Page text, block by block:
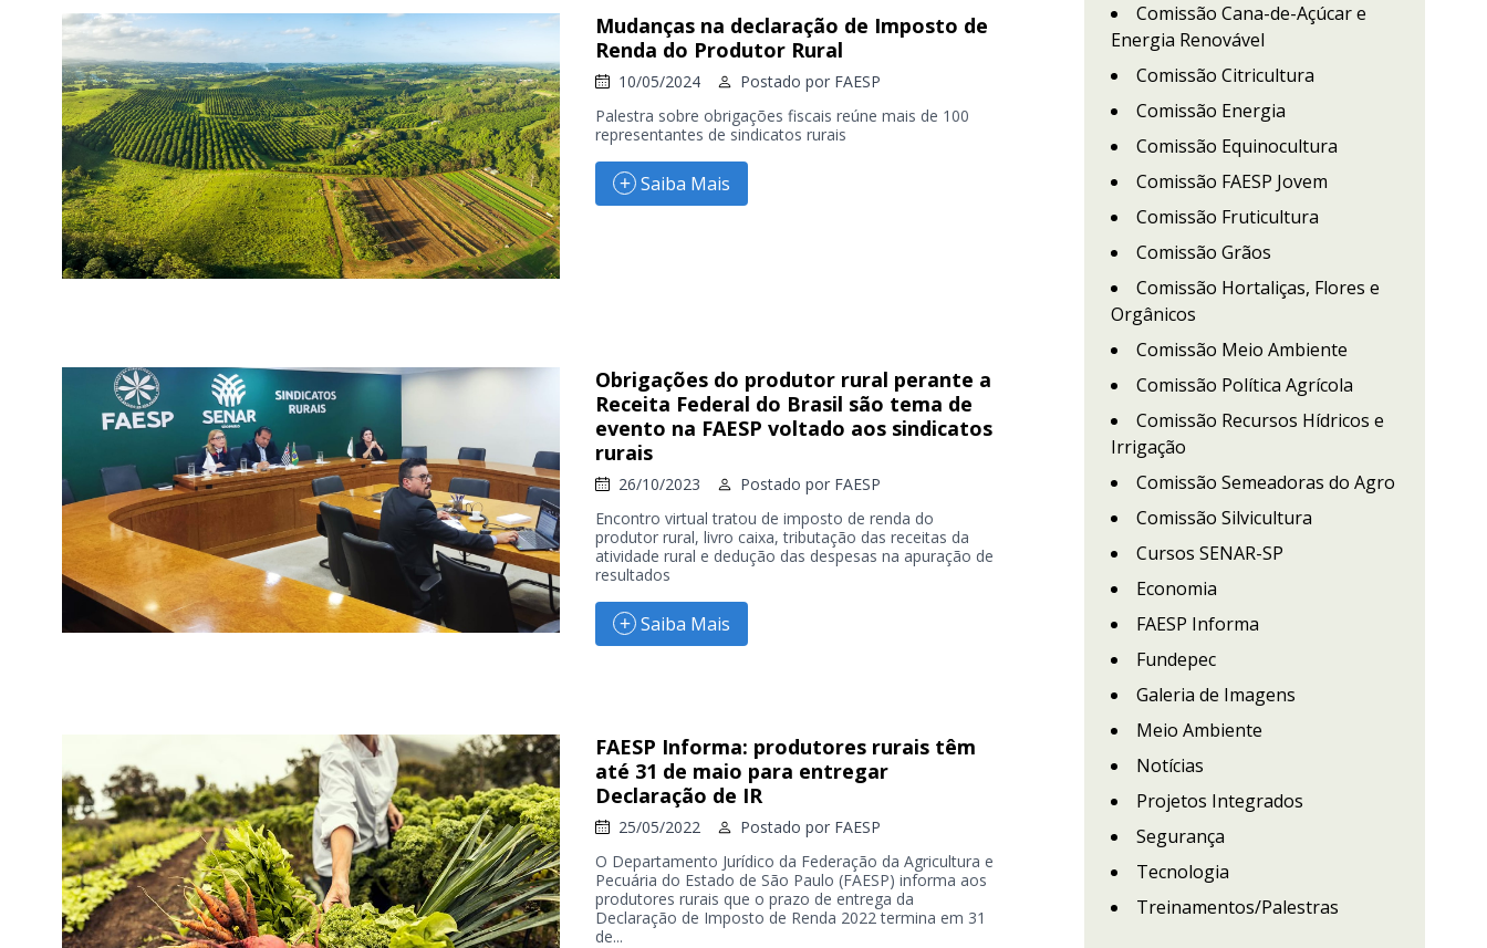
Mudanças na declaração de Imposto de
Renda do Produtor Rural
10/05/2024 Postado por FAESP
Palestra sobre obrigações fiscais reúne mais de 100
representantes de sindicatos rurais
Saiba Mais
Obrigações do produtor rural perante a
Receita Federal do Brasil são tema de
evento na FAESP voltado aos sindicatos
rurais
26/10/2023 Postado por FAESP
Encontro virtual tratou de imposto de renda do
produtor rural, livro caixa, tributação das receitas da
atividade rural e dedução das despesas na apuração de
resultados
Saiba Mais
FAESP Informa: produtores rurais têm
até 31 de maio para entregar
Declaração de IR
25/05/2022 Postado por FAESP
O Departamento Jurídico da Federação da Agricultura e
Pecuária do Estado de São Paulo (FAESP) informa aos
produtores rurais que o prazo de entrega da
Declaração de Imposto de Renda 2022 termina em 31
de...
Comissão Cana-de-Açúcar e
Energia Renovável
Comissão Citricultura
Comissão Energia
Comissão Equinocultura
Comissão FAESP Jovem
Comissão Fruticultura
Comissão Grãos
Comissão Hortaliças, Flores e
Orgânicos
Comissão Meio Ambiente
Comissão Política Agrícola
Comissão Recursos Hídricos e
Irrigação
Comissão Semeadoras do Agro
Comissão Silvicultura
Cursos SENAR-SP
Economia
FAESP Informa
Fundepec
Galeria de Imagens
Meio Ambiente
Notícias
Projetos Integrados
Segurança
Tecnologia
Treinamentos/Palestras